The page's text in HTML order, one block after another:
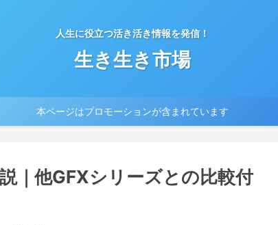
人生に役立つ活き活き情報を発信！
生き生き市場
本ページはプロモーションが含まれています
｜他GFXシリーズとの比較付